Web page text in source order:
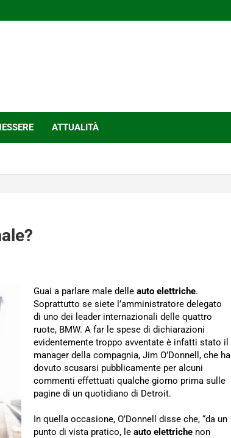
ATTUALITÀ
Guai a parlare male delle auto elettriche.
Soprattutto se siete l’amministratore delegato
di uno dei leader internazionali delle quattro
ruote, BMW. A far le spese di dichiarazioni
evidentemente troppo avventate è infatti stato il
manager della compagnia, Jim O’Donnell, che ha
dovuto scusarsi pubblicamente per alcuni
commenti effettuati qualche giorno prima sulle
pagine di un quotidiano di Detroit.
In quella occasione, O’Donnell disse che, “da un
punto di vista pratico, le auto elettriche non